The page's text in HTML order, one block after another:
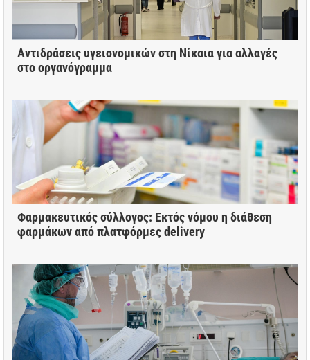
Αντιδράσεις υγειονομικών στη Νίκαια για αλλαγές
στο οργανόγραμμα
Φαρμακευτικός σύλλογος: Εκτός νόμου η διάθεση
φαρμάκων από πλατφόρμες delivery